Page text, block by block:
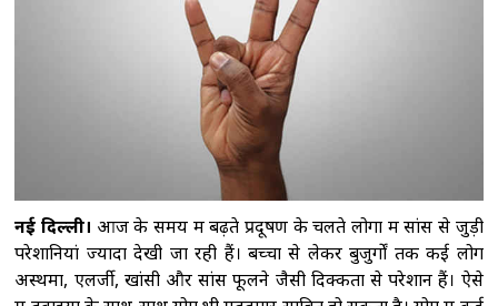
विनिर्माण और सरकारी योजनाओं से मिली नई ताकत:
'2023 में पारित महिला आरक्षण कानून
को बिना किसी शर्त के लागू करें', राहुल गांधी का रिजिजू
राहुल गांधी को महिला आरक्षण विधेयक
का समर्थन करने में कोई दिक्कत नहीं होनी चाहिए :
ट्रंप ने रणनीतिक खनिज परियोजनाओं के
लिए 2 अरब डॉलर निवेश का किया ऐलान, रक्षा सप्लाई
चेन मजबूत करने पर जोर
नई दिल्ली। आज के समय में बढ़ते प्रदूषण के चलते लोगों में सांस से जुड़ी
परेशानियां ज्यादा देखी जा रही हैं। बच्चों से लेकर बुजुर्गों तक कई लोग
अस्थमा, एलर्जी, खांसी और सांस फूलने जैसी दिक्कतों से परेशान हैं। ऐसे